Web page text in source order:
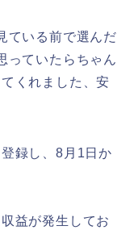
ている前で選んだ
っていたらちゃん
くれました、安
録し、8月1日か
益が発生してお